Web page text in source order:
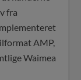
fra
AMP,
Waimea